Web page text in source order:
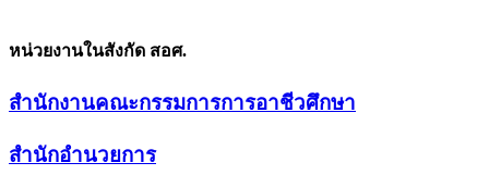
หน่วยงานในสังกัด สอศ.
สำนักงานคณะกรรมการการอาชีวศึกษา
สำนักอำนวยการ